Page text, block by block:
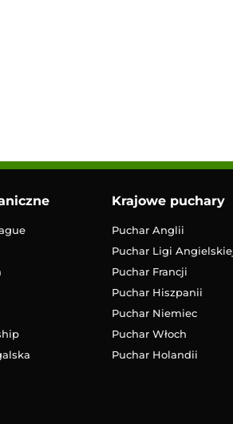
Krajowe puchary
Puchar Anglii
Puchar Ligi
Puchar Francji
Puchar Hiszpanii
Puchar Niemiec
Puchar Włoch
Puchar Holandii